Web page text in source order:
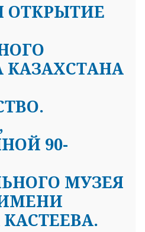
ОТКРЫТИЕ
КАЗАХСТАНА
90-
МУЗЕЯ